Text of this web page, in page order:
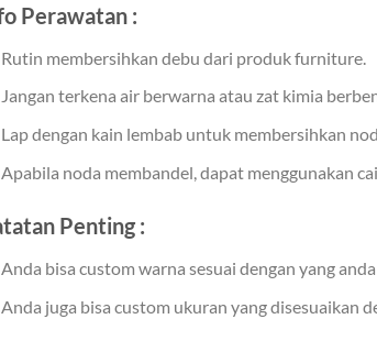
Perawatan :
Rutin membersihkan debu dari produk furniture.
Jangan terkena air berwarna atau zat kimia
Lap dengan kain lembab untuk membersihkan
Apabila noda membandel, dapat menggunakan
Penting :
Anda bisa custom warna sesuai dengan yang
Anda juga bisa custom ukuran yang disesuaikan